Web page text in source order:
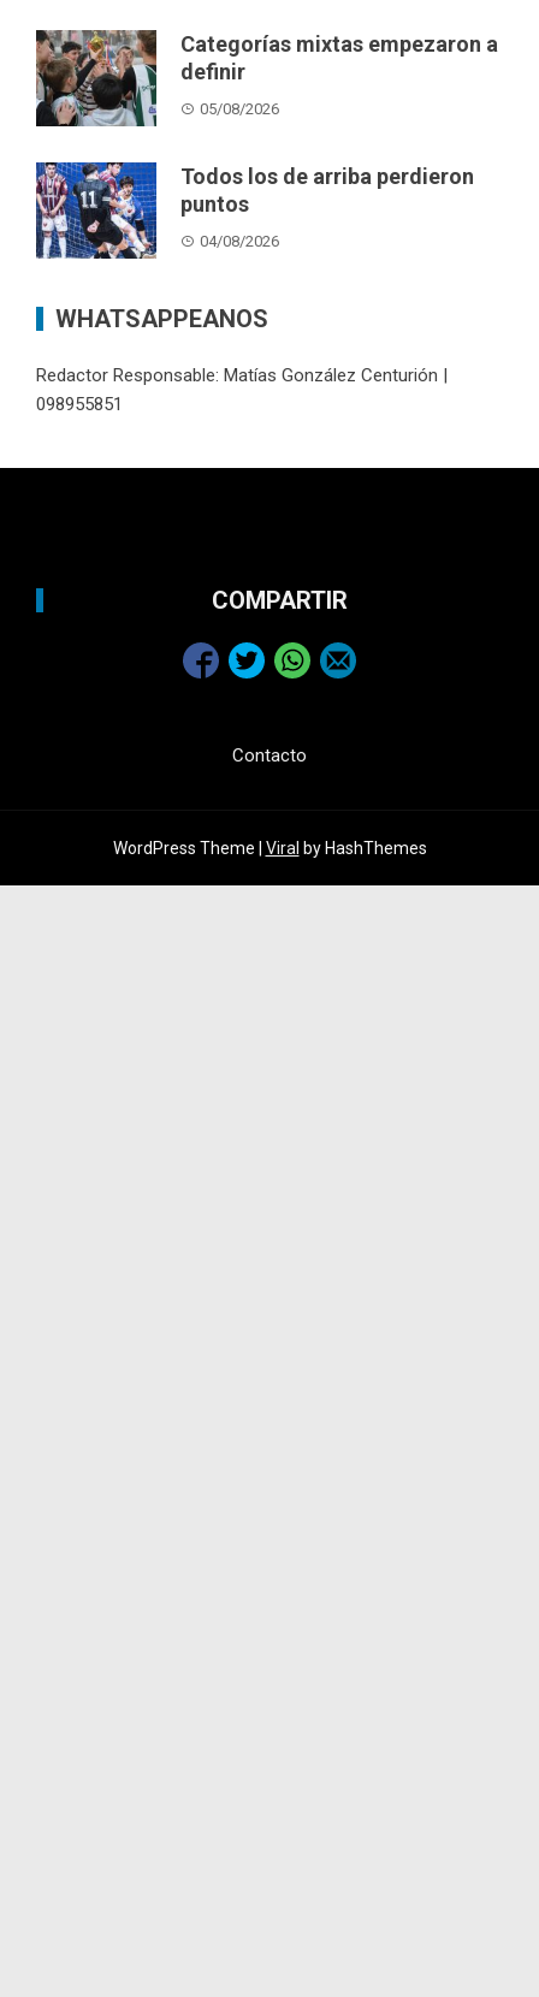
Categorías mixtas empezaron a
definir
05/08/2026
Todos los de arriba perdieron
puntos
04/08/2026
WHATSAPPEANOS
Redactor Responsable: Matías González Centurión |
098955851
COMPARTIR
Contacto
WordPress Theme | Viral by HashThemes